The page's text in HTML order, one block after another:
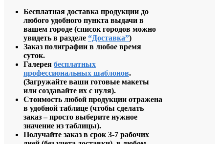
Бесплатная доставка продукции до
любого удобного пункта выдачи в
вашем городе (список городов можно
увидеть в разделе “Доставка”)
Заказ полиграфии в любое время
суток.
Галерея бесплатных
профессиональных шаблонов.
(Загружайте ваши готовые макеты
или создавайте их с нуля).
Стоимость любой продукции отражена
в удобной таблице (чтобы сделать
заказ – просто выберите нужное
значение из таблицы).
Получайте заказ в срок 3-7 рабочих